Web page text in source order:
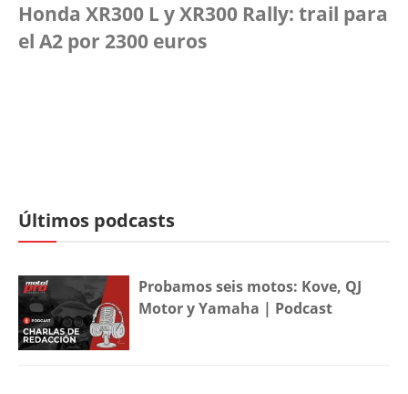
Honda XR300 L y XR300 Rally: trail para
el A2 por 2300 euros
Últimos podcasts
Probamos seis motos: Kove, QJ
Motor y Yamaha | Podcast